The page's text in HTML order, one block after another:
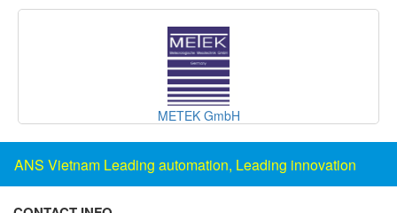
ELMESS-Thermosystemtechnik
Eltherm
ANS Vietnam Leading automation, Leading innovation